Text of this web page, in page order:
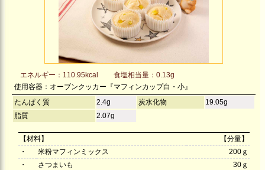
エネルギー：110.95kcal
食塩相当量：0.13g
使用容器：オーブンクッカー『マフィンカップ白・小』
たんぱく質
2.4g 炭水化物
19.05g
脂質
2.07g
【材料】
【分量】
・
米粉マフィンミックス
200ｇ
・
さつまいも
30ｇ